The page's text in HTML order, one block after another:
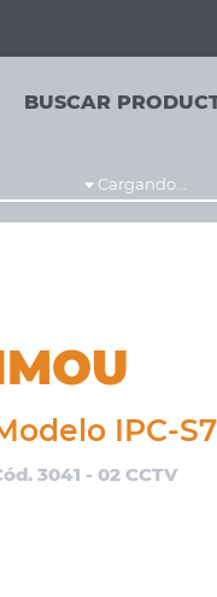
BUSCAR
Cargando...
IPC-
3041 - 02 CCTV